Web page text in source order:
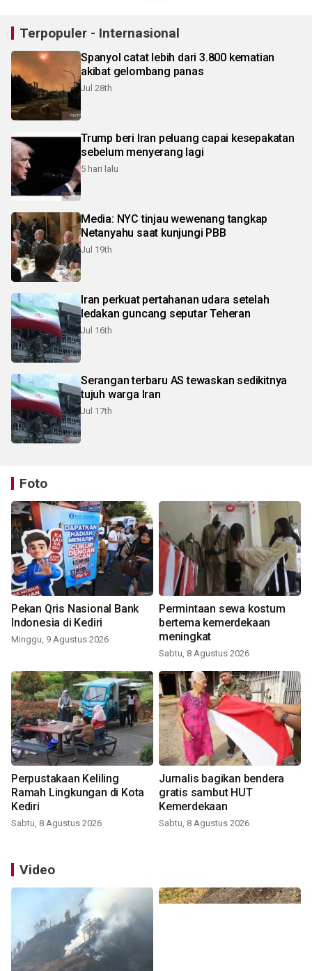
Terpopuler - Internasional
Spanyol catat lebih dari 3.800 kematian
akibat gelombang panas
Jul 28th
Trump beri Iran peluang capai kesepakatan
sebelum menyerang lagi
5 hari lalu
Media: NYC tinjau wewenang tangkap
Netanyahu saat kunjungi PBB
Jul 19th
Iran perkuat pertahanan udara setelah
ledakan guncang seputar Teheran
Jul 16th
Serangan terbaru AS tewaskan sedikitnya
tujuh warga Iran
Jul 17th
Foto
Pekan Qris Nasional Bank
Indonesia di Kediri
Minggu, 9 Agustus 2026
Permintaan sewa kostum
bertema kemerdekaan
meningkat
Sabtu, 8 Agustus 2026
Perpustakaan Keliling
Ramah Lingkungan di Kota
Kediri
Sabtu, 8 Agustus 2026
Jurnalis bagikan bendera
gratis sambut HUT
Kemerdekaan
Sabtu, 8 Agustus 2026
Video